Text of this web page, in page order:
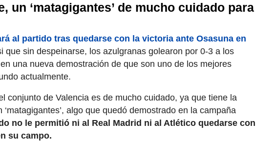
un ‘matagigantes’ de mucho cuidado para
al partido tras quedarse con la victoria ante Osasuna en
que sin despeinarse, los azulgranas golearon por 0-3 a los
en una nueva demostración de que son uno de los mejores
actualmente.
conjunto de Valencia es de mucho cuidado, ya que tiene la
‘matagigantes’, algo que quedó demostrado en la campaña
no le permitió ni al Real Madrid ni al Atlético quedarse con
su campo.